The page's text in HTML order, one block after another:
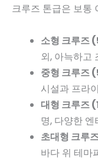
크루즈 톤급은 보통
소형 크루즈
외, 아늑하고
중형 크루즈
시설과 프라
대형 크루즈
명, 다양한
초대형 크루
바다 위 테마